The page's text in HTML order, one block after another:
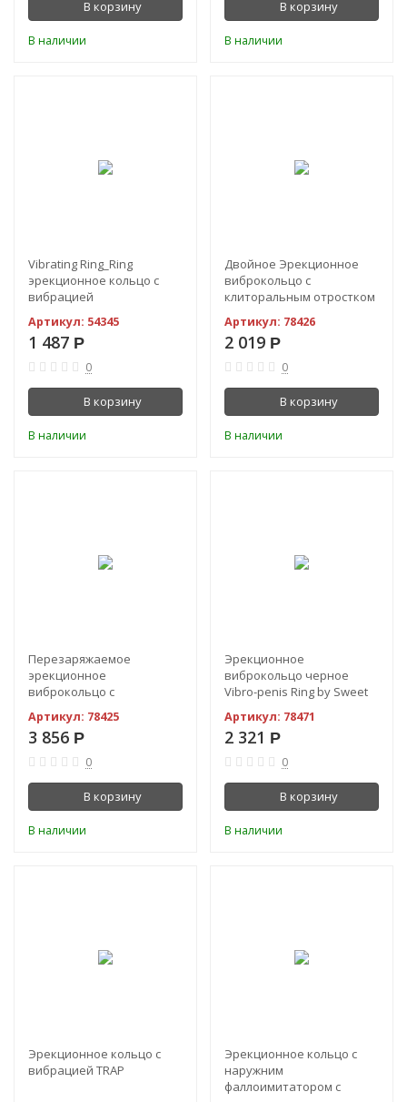
В корзину
В наличии
В корзину
В наличии
Vibrating Ring_Ring
эрекционное кольцо с
вибрацией
Артикул: 54345
1 487 Р
0
В корзину
В наличии
Двойное Эрекционное
виброкольцо с
клиторальным отростком
Артикул: 78426
2 019 Р
0
В корзину
В наличии
Перезаряжаемое
эрекционное
виброкольцо с
стимулятором PrettyLove
Gemma
Артикул: 78425
3 856 Р
0
В корзину
В наличии
Эрекционное
виброкольцо черное
Vibro-penis Ring by Sweet
Артикул: 78471
2 321 Р
0
В корзину
В наличии
Эрекционное кольцо с
вибрацией TRAP
Эрекционное кольцо с
наружним
фаллоимитатором с